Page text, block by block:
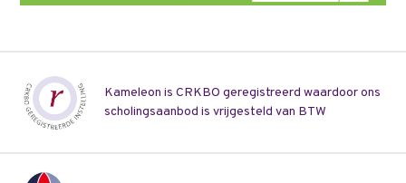
Kameleon is CRKBO geregistreerd waardoor ons
scholingsaanbod is vrijgesteld van BTW